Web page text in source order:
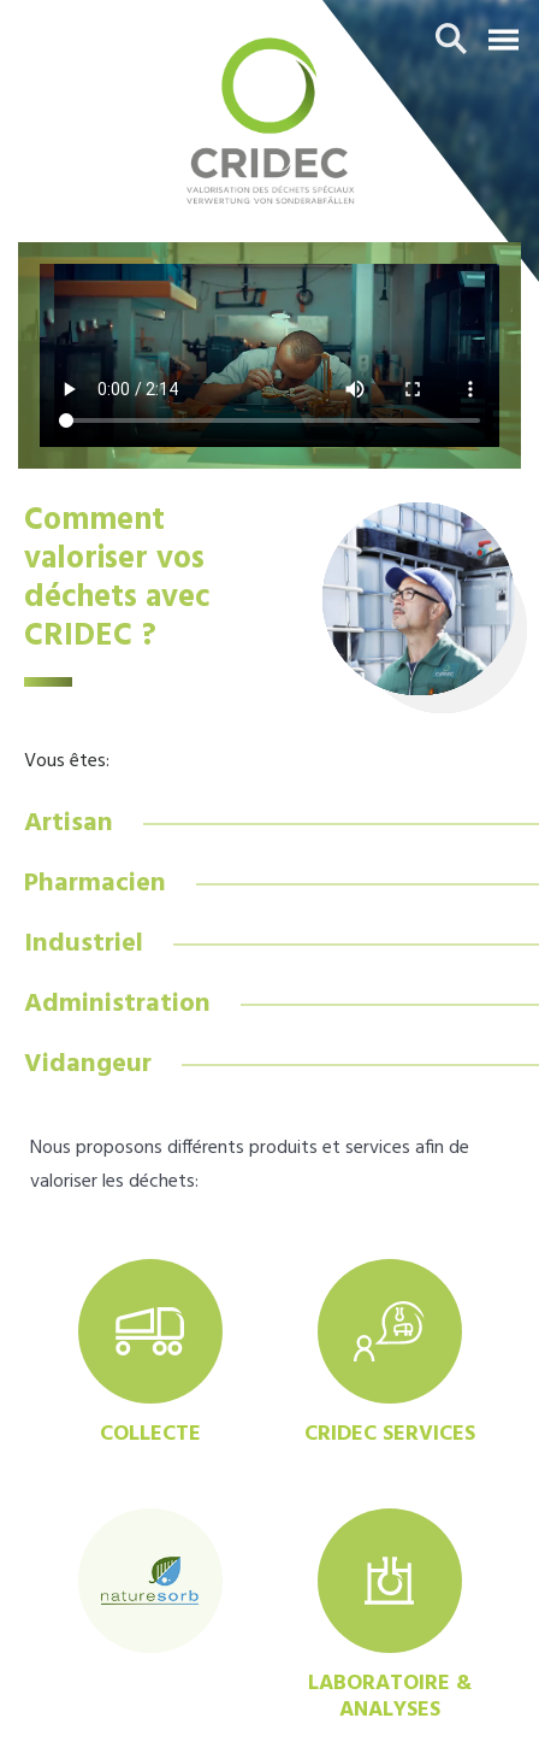
Comment
valoriser vos
déchets avec
CRIDEC ?
Vous êtes:
Artisan
Pharmacien
Industriel
Administration
Vidangeur
Nous proposons différents produits et services afin de
valoriser les déchets:
COLLECTE CRIDEC SERVICES
LABORATOIRE &
ANALYSES